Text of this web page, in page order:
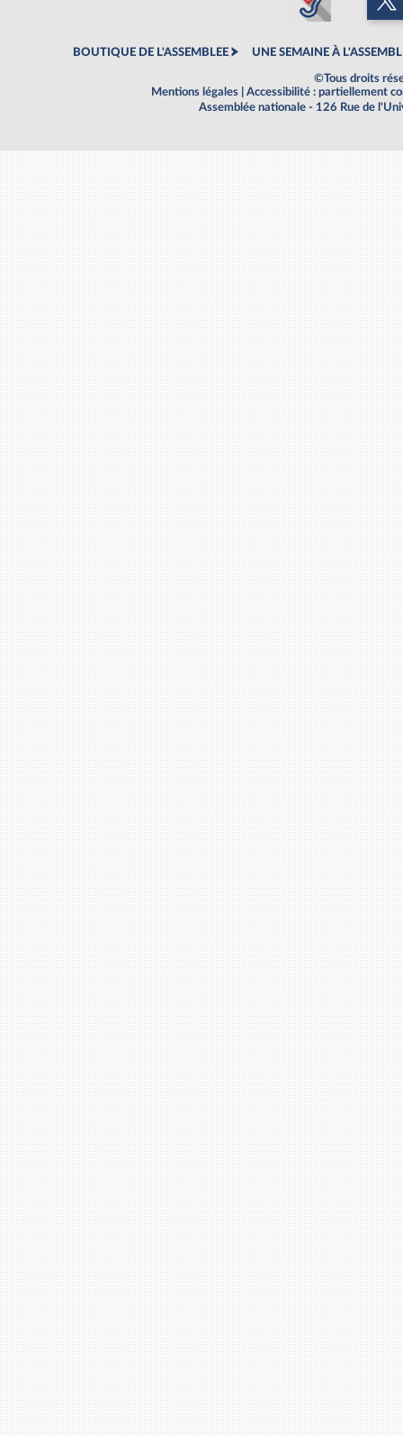
BOUTIQUE DE L'ASSEMBLEE UNE SEMAINE À
©Tous droits
Mentions légales
Accessibilité : partiellement
Assemblée nationale - 126 Rue de